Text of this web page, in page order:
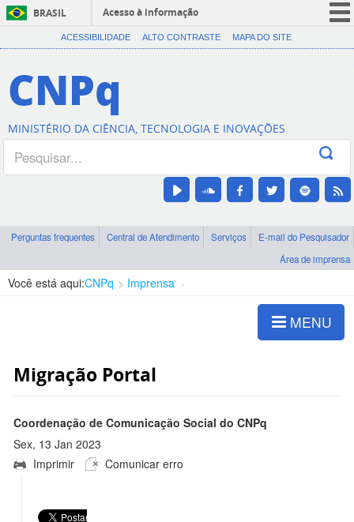
BRASIL
Acesso à informação
CORONAVÍRUS (COVID-19)
Canais
ACESSIBILIDADE ALTO CONTRASTE MAPA DO SITE
CNPq
MINISTÉRIO DA CIÊNCIA, TECNOLOGIA E INOVAÇÕES
Perguntas frequentes Central de Atendimento Serviços
E-mail do Pesquisador
Área de imprensa
Você está aqui:CNPq Imprensa
MENU
Migração Portal
Coordenação de Comunicação Social do CNPq
Sex, 13 Jan 2023
16:32:00 -0300
Imprimir Comunicar erro